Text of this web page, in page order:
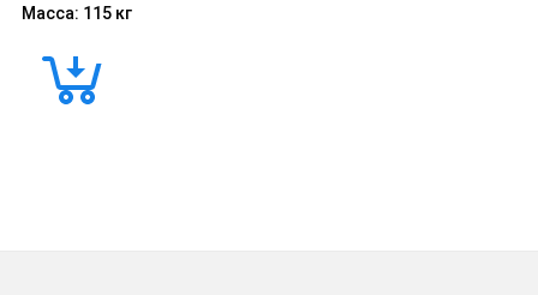
Масса: 115 кг